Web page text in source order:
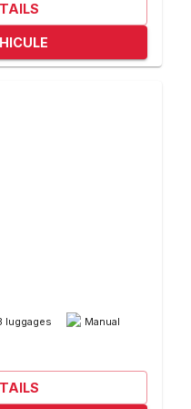
luggages
Manual